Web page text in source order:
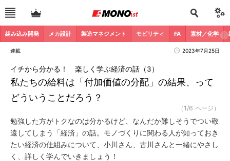
組み込み開発 メカ設計 製造マネジメント モビリティ FA 素材／化学
連載 2023年7月25日
私たちの給料は「付加価値の分配」の結果、って
どういうことだろう？
イチから分かる！ 楽しく学ぶ経済の話（3）
（1/6 ページ）
勉強した方がトクなのは分かるけど、なんだか難しそうでつい敬
遠してしまう「経済」の話。モノづくりに関わる人が知っておき
たい経済の仕組みについて、小川さん、古川さんと一緒にやさし
く、詳しく学んでいきましょう！